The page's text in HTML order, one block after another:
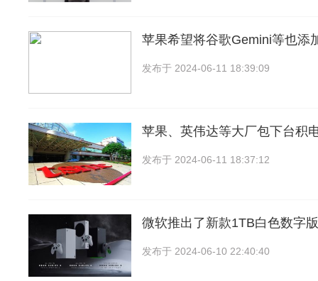
苹果希望将谷歌Gemini等也添
发布于 2024-06-11 18:39:09
苹果、英伟达等大厂包下台积
发布于 2024-06-11 18:37:12
微软推出了新款1TB白色数字
发布于 2024-06-10 22:40:40